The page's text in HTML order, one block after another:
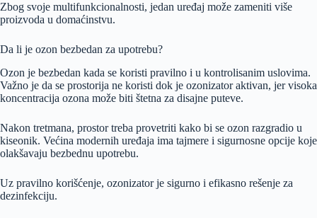
Zbog svoje multifunkcionalnosti, jedan uređaj može zameniti više
proizvoda u domaćinstvu.
Da li je ozon bezbedan za upotrebu?
Ozon je bezbedan kada se koristi pravilno i u kontrolisanim uslovima.
Važno je da se prostorija ne koristi dok je ozonizator aktivan, jer visoka
koncentracija ozona može biti štetna za disajne puteve.
Nakon tretmana, prostor treba provetriti kako bi se ozon razgradio u
kiseonik. Većina modernih uređaja ima tajmere i sigurnosne opcije koje
olakšavaju bezbednu upotrebu.
Uz pravilno korišćenje, ozonizator je sigurno i efikasno rešenje za
dezinfekciju.